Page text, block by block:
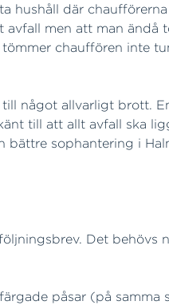
där
men att man ändå
chauffören inte
något allvarligt brott.
till att allt avfall ska
bättre sophantering i
Det behövs
påsar (på